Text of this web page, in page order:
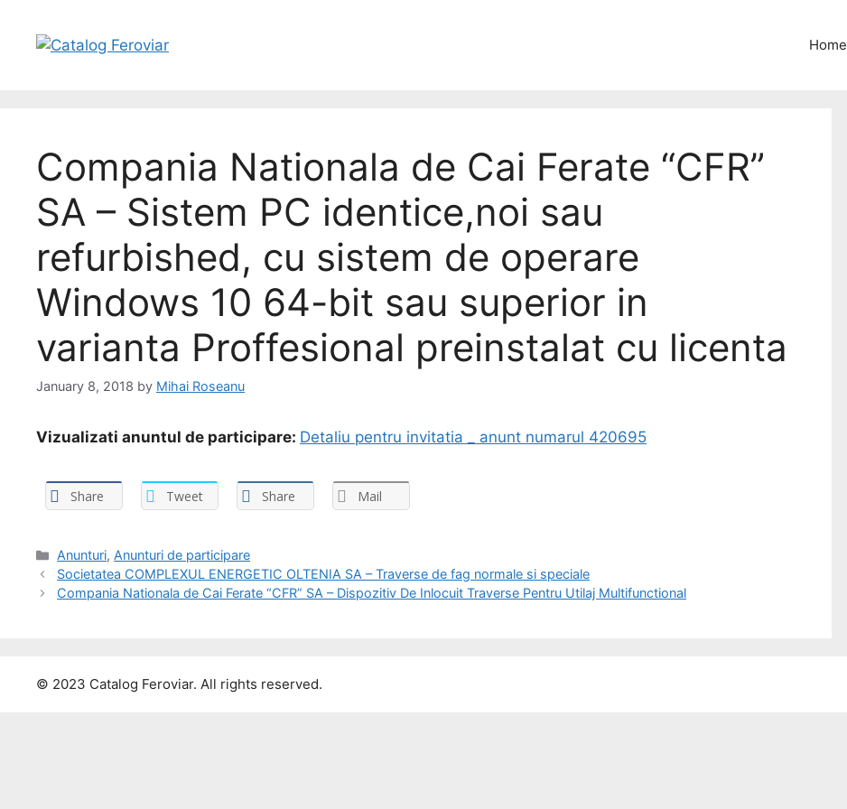
Home
Compania Nationala de Cai Ferate “CFR”
SA – Sistem PC identice,noi sau
refurbished, cu sistem de operare
Windows 10 64-bit sau superior in
varianta Proffesional preinstalat cu licenta
January 8, 2018 by Mihai Roseanu
Vizualizati anuntul de participare: Detaliu pentru invitatia _ anunt numarul 420695
Share Tweet Share Mail
Anunturi, Anunturi de participare
Societatea COMPLEXUL ENERGETIC OLTENIA SA – Traverse de fag normale si speciale
Compania Nationala de Cai Ferate “CFR” SA – Dispozitiv De Inlocuit Traverse Pentru Utilaj Multifunctional
© 2023 Catalog Feroviar. All rights reserved.